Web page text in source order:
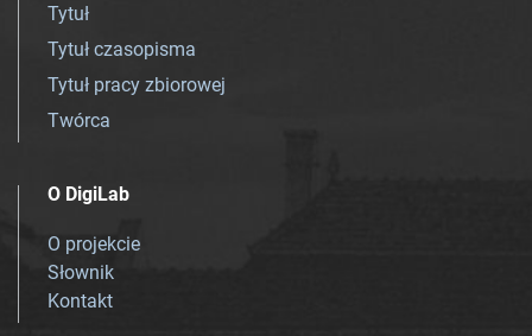
Tytuł
Tytuł czasopisma
Tytuł pracy zbiorowej
Twórca
O DigiLab
O projekcie
Słownik
Kontakt